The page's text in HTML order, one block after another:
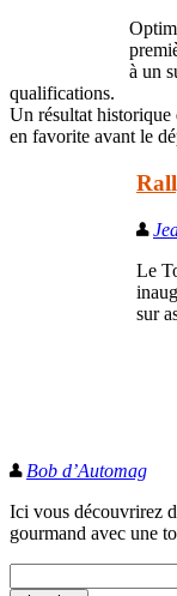
à un
qualifications.
Un résultat
en favorite avant le
Le
sur
Bob d’Automag
Ici vous découvrirez
gourmand avec une